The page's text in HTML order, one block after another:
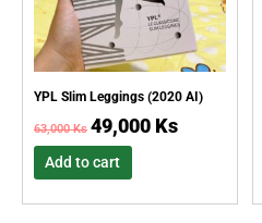
YPL Slim Leggings (2020 AI)
63,000Ks 49,000 Ks
Add to cart